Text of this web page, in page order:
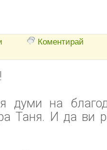
Коментирай
думи на
Таня. И да ви